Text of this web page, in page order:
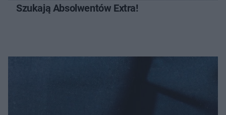
Szukają Absolwentów Extra!